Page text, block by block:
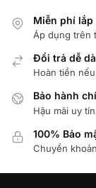
Miễn phí
Áp dụng trên
Đổi trả dễ
Hoàn tiền
Bảo hành
Hậu mãi uy
100% Bảo
Chuyển